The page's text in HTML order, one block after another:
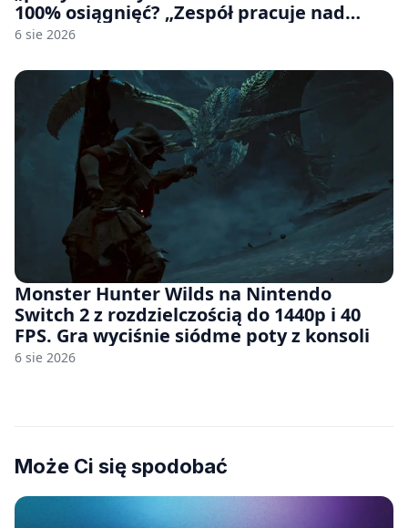
100% osiągnięć? „Zespół pracuje nad
czymś, co ma się pojawić jeszcze w tym
6 sie 2026
Monster Hunter Wilds na Nintendo
Switch 2 z rozdzielczością do 1440p i 40
FPS. Gra wyciśnie siódme poty z konsoli
6 sie 2026
Może Ci się spodobać